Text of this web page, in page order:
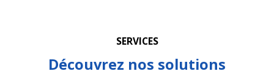
SERVICES
Découvrez nos solutions